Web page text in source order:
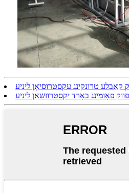
קאַבלע טרונקינג עקסטרוסיאָן ליניע
פּווק פאָומינג באָרד יקסטרוזשאַן ליניע